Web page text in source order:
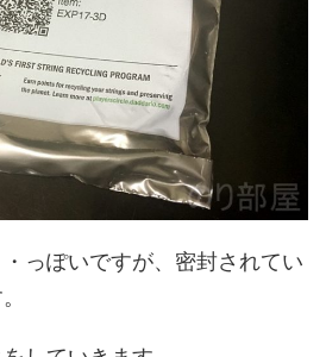
っぽいですが、密封されてい